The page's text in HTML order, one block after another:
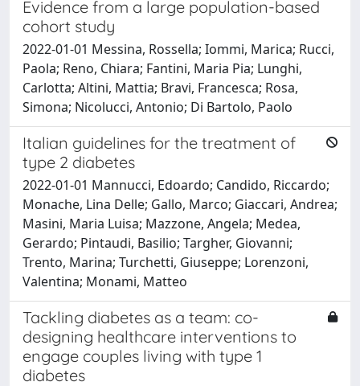
Evidence from a large population-based
cohort study
2022-01-01 Messina, Rossella; Iommi, Marica; Rucci,
Paola; Reno, Chiara; Fantini, Maria Pia; Lunghi,
Carlotta; Altini, Mattia; Bravi, Francesca; Rosa,
Simona; Nicolucci, Antonio; Di Bartolo, Paolo
Italian guidelines for the treatment of
type 2 diabetes
2022-01-01 Mannucci, Edoardo; Candido, Riccardo;
Monache, Lina Delle; Gallo, Marco; Giaccari, Andrea;
Masini, Maria Luisa; Mazzone, Angela; Medea,
Gerardo; Pintaudi, Basilio; Targher, Giovanni;
Trento, Marina; Turchetti, Giuseppe; Lorenzoni,
Valentina; Monami, Matteo
Tackling diabetes as a team: co-
designing healthcare interventions to
engage couples living with type 1
diabetes